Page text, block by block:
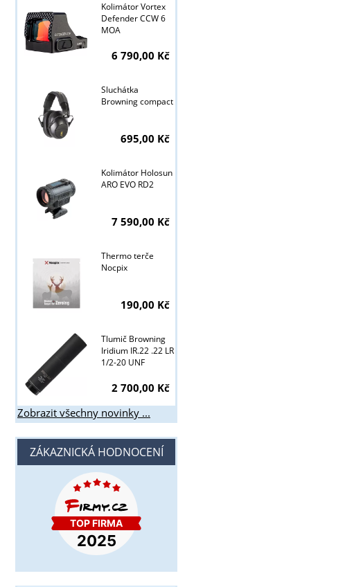
Kolimátor Vortex
Defender CCW 6
MOA
6 790,00 Kč
Sluchátka
Browning compact
695,00 Kč
Kolimátor Holosun
ARO EVO RD2
7 590,00 Kč
Thermo terče
Nocpix
190,00 Kč
Tlumič Browning
Iridium IR.22 .22 LR
1/2-20 UNF
2 700,00 Kč
Zobrazit všechny novinky ...
ZÁKAZNICKÁ HODNOCENÍ